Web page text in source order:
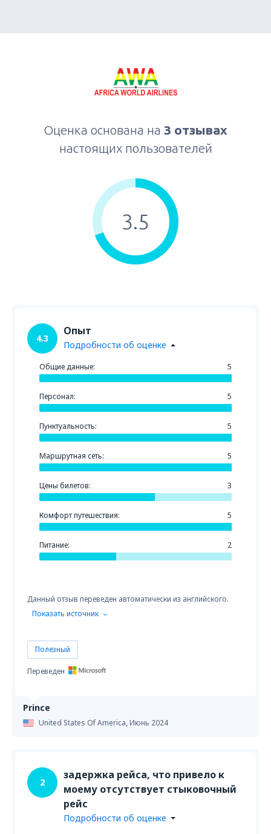
Оценка основана на 3 отзывах
настоящих пользователей
3.5
Prince
United States Of America,Июнь 2024
4.3
Опыт
Подробности об оценке
Общие данные: 5
Персонал: 5
Пунктуальность: 5
Маршрутная сеть: 5
Цены билетов: 3
Комфорт путешествия: 5
Питание: 2
Данный отзыв переведен автоматически из английского.
Показать источник
Полезный
Переведен
2
задержка рейса, что привело к
моему отсутствует стыковочный
рейс
Подробности об оценке